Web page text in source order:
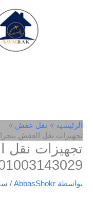
الرئيسية
نقل عفش
تجهيزات نقل العفش بنجران : للايجار
تجهيزات نقل
01003143029 – خصم 45
بواسطة AbbasShokr
/